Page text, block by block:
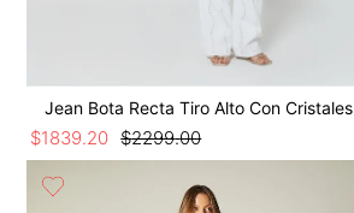
Jean Bota Recta Tiro Alto Con Cristales
$2299.00
$1839.20